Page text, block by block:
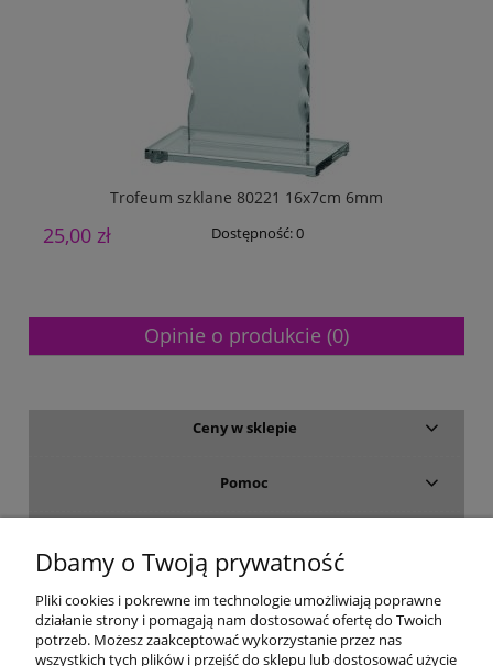
Trofeum szklane 80221 16x7cm 6mm
25,00 zł Dostępność:0
Opinie o produkcie (0)
Ceny w sklepie
Pomoc
Moje konto
Gwarancja i zwroty
Dbamy o Twoją prywatność
Pliki cookies i pokrewne im technologie umożliwiają poprawne
działanie strony i pomagają nam dostosować ofertę do Twoich
potrzeb. Możesz zaakceptować wykorzystanie przez nas
wszystkich tych plików i przejść do sklepu lub dostosować użycie